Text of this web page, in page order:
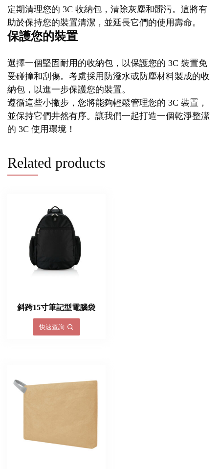
定期清理您的 3C 收納包，清除灰塵和髒污。這將有
助於保持您的裝置清潔，並延長它們的使用壽命。
保護您的裝置
選擇一個堅固耐用的收納包，以保護您的 3C 裝置免
受碰撞和刮傷。考慮採用防潑水或防塵材料製成的收
納包，以進一步保護您的裝置。
遵循這些小撇步，您將能夠輕鬆管理您的 3C 裝置，
並保持它們井然有序。讓我們一起打造一個乾淨整潔
的 3C 使用環境！
Related products
斜跨15寸筆記型電腦袋
快速查詢